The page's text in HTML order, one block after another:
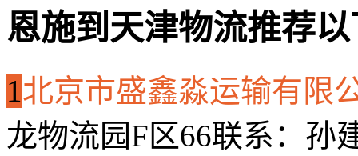
恩施到天津物流推荐
1北京市盛鑫淼运输有限
龙物流园F区66联系：孙